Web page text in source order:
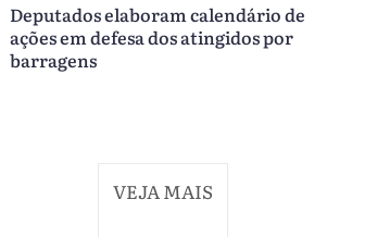
Deputados elaboram calendário de
ações em defesa dos atingidos por
barragens
VEJA MAIS